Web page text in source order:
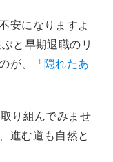
安になりますよ
と早期退職のリ
が、「隠れたあ
り組んでみませ
進む道も自然と